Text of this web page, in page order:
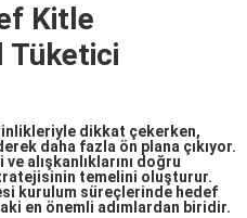
Kitle
Tüketici
dikkat çekerken,
daha fazla ön plana çıkıyor.
alışkanlıklarını doğru
temelini oluşturur.
kurulum süreçlerinde hedef
en önemli adımlardan biridir.